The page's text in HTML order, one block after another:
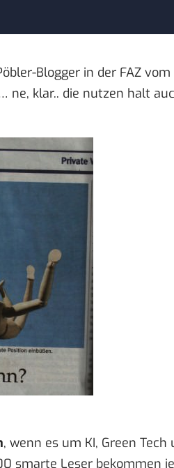
Blogger in der FAZ
ne, klar.. die nutzen halt
, wenn es um KI, Green Tech
smarte Leser bekommen